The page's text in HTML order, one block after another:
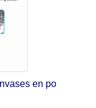
en po